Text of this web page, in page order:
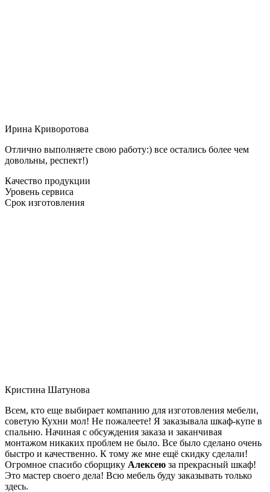
Ирина Криворотова
Отлично выполняете свою работу:) все остались более чем
довольны, респект!)
Качество продукции
Уровень сервиса
Срок изготовления
Кристина Шатунова
Всем, кто еще выбирает компанию для изготовления мебели,
советую Кухни мол! Не пожалеете! Я заказывала шкаф-купе в
спальню. Начиная с обсуждения заказа и заканчивая
монтажом никаких проблем не было. Все было сделано очень
быстро и качественно. К тому же мне ещё скидку сделали!
Огромное спасибо сборщику Алексею за прекрасный шкаф!
Это мастер своего дела! Всю мебель буду заказывать только
здесь.